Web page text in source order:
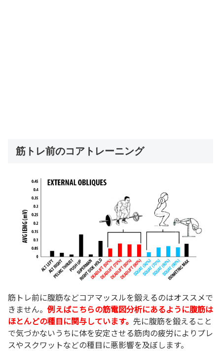
筋トレ前のコアトレーニング
筋トレ前に腹筋などコアマッスルを鍛えるのはオススメで
きません。 例えばこちらの筋電図分析にあるように腹筋は
ほとんどの種目に関与しています。 先に腹筋を鍛えること
で気づかないうちに体を安定させる筋肉の疲労によりプレ
スやスクワットなどの種目に悪影響を及ぼします。